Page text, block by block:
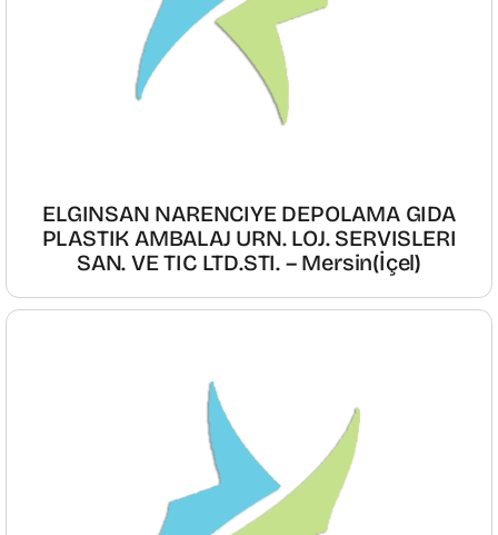
ELGINSAN NARENCIYE DEPOLAMA GIDA
PLASTIK AMBALAJ URN. LOJ. SERVISLERI
SAN. VE TIC LTD.STI. – Mersin(İçel)